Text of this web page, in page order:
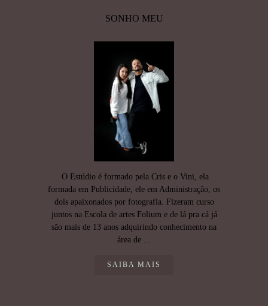
SONHO MEU
O Estúdio é formado pela Cris e o Vini, ela
formada em Publicidade, ele em Administração, os
dois apaixonados por fotografia. Fizeram curso
juntos na Escola de artes Folium e de lá pra cá já
são mais de 13 anos adquirindo conhecimento na
área de ...
SAIBA MAIS